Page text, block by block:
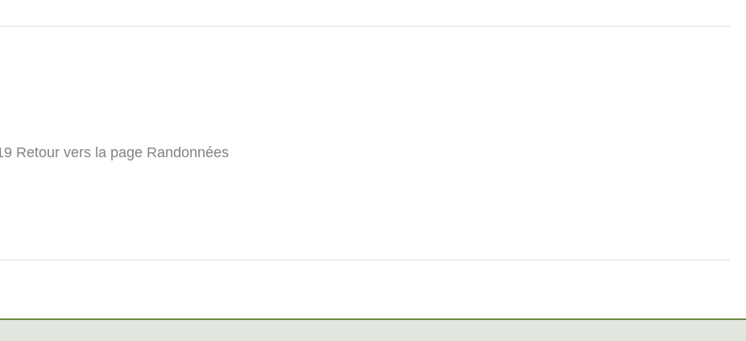
Retour vers la page Randonnées